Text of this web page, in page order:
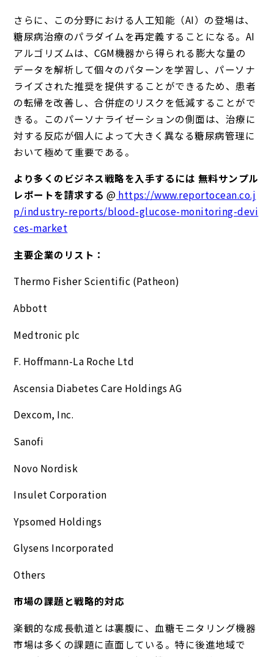
さらに、この分野における人工知能（AI）の登場は、
糖尿病治療のパラダイムを再定義することになる。AI
アルゴリズムは、CGM機器から得られる膨大な量の
データを解析して個々のパターンを学習し、パーソナ
ライズされた推奨を提供することができるため、患者
の転帰を改善し、合併症のリスクを低減することがで
きる。このパーソナライゼーションの側面は、治療に
対する反応が個人によって大きく異なる糖尿病管理に
おいて極めて重要である。
より多くのビジネス戦略を入手するには 無料サンプル
レポートを請求する @ https://www.reportocean.co.j
p/industry-reports/blood-glucose-monitoring-devi
ces-market
主要企業のリスト：
Thermo Fisher Scientific (Patheon)
Abbott
Medtronic plc
F. Hoffmann-La Roche Ltd
Ascensia Diabetes Care Holdings AG
Dexcom, Inc.
Sanofi
Novo Nordisk
Insulet Corporation
Ypsomed Holdings
Glysens Incorporated
Others
市場の課題と戦略的対応
楽観的な成長軌道とは裏腹に、血糖モニタリング機器
市場は多くの課題に直面している。特に後進地域で